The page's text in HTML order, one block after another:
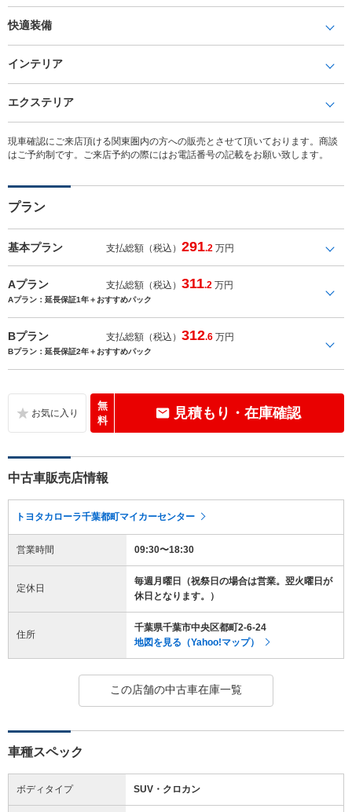
快適装備
インテリア
エクステリア
現車確認にご来店頂ける関東圏内の方への販売とさせて頂いております。商談
はご予約制です。ご来店予約の際にはお電話番号の記載をお願い致します。
プラン
基本プラン 支払総額（税込）291.2 万円
Aプラン 支払総額（税込）311.2 万円
Aプラン：延長保証1年＋おすすめパック
Bプラン 支払総額（税込）312.6 万円
Bプラン：延長保証2年＋おすすめパック
無
料
見積もり・在庫確認
中古車販売店情報
トヨタカローラ千葉都町マイカーセンター
営業時間 09:30〜18:30
定休日
毎週月曜日（祝祭日の場合は営業。翌火曜日が
休日となります。）
住所
千葉県千葉市中央区都町2-6-24
地図を見る（Yahoo!マップ）
この店舗の中古車在庫一覧
車種スペック
ボディタイプ SUV・クロカン